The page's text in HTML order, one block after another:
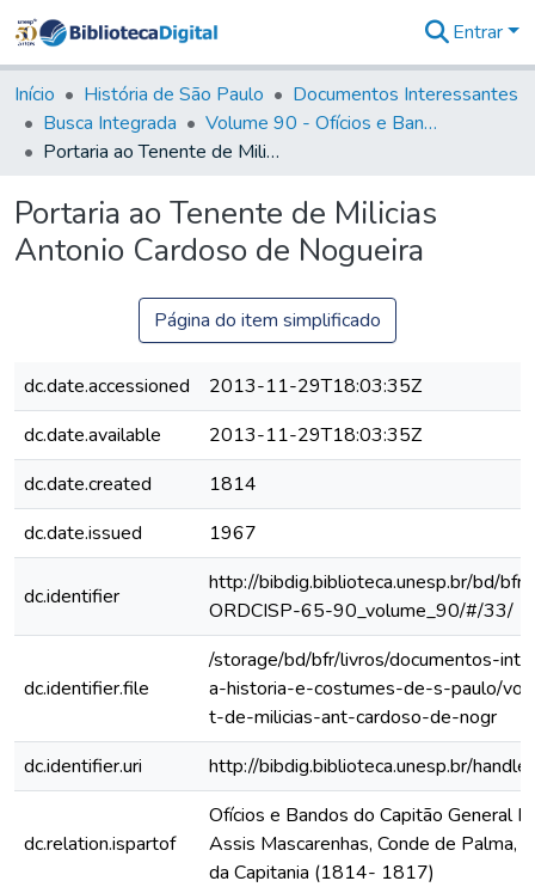
&
Coleções
Tudo na
Biblioteca
Estatísticas
Entrar
Início História de São Paulo
Documentos Interessantes
Busca Integrada
Volume 90 - Ofícios e Bandos do Capitão General, Conde de Palma, aos funcionários da Capitania (1814- 1817)
Portaria ao Tenente de Milicias Antonio Cardoso de Nogueira
Portaria ao Tenente de Milicias
Antonio Cardoso de Nogueira
Página do item simplificado
dc.date.accessioned
2013-11-29T18:03:35Z
dc.date.available
2013-11-29T18:03:35Z
dc.date.created
1814
dc.date.issued
1967
dc.identifier
http://bibdig.biblioteca.unesp.br/bd/
ORDCISP-65-90_volume_90/#/33/
dc.identifier.file
/storage/bd/bfr/livros/documentos-
a-historia-e-costumes-de-s-paulo/
t-de-milicias-ant-cardoso-de-nogr
dc.identifier.uri
http://bibdig.biblioteca.unesp.br/
dc.relation.ispartof
Ofícios e Bandos do Capitão General
Assis Mascarenhas, Conde de Palma,
da Capitania (1814- 1817)